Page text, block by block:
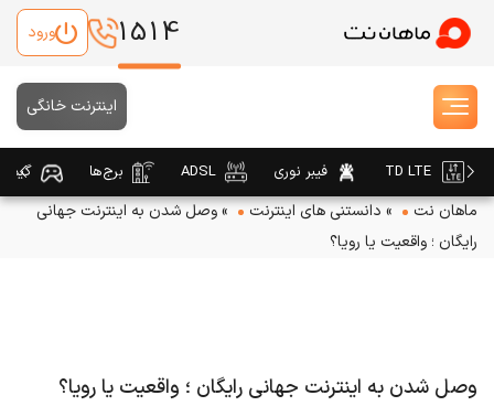
1514 ورود
اینترنت خانگی
TD LTE فیبر نوری ADSL برج‌ها
ماهان نت » دانستنی های اینترنت »وصل شدن به اینترنت جهانی
رایگان ؛ واقعیت یا رویا؟
وصل شدن به اینترنت جهانی رایگان ؛ واقعیت یا رویا؟